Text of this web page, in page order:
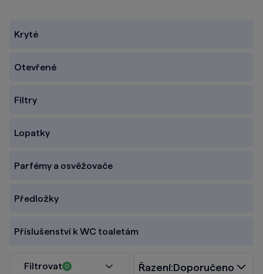
Kryté
Otevřené
Filtry
Lopatky
Parfémy a osvěžovače
Předložky
Příslušenství k WC toaletám
Řazení:Doporučeno
Filtrovat 0